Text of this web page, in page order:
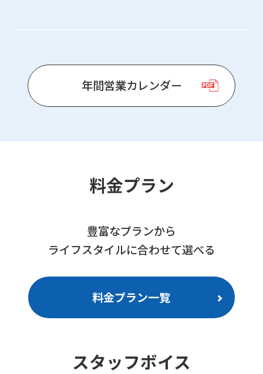
年間営業カレンダー
料金プラン
豊富なプランから
ライフスタイルに合わせて選べる
料金プラン一覧
スタッフボイス